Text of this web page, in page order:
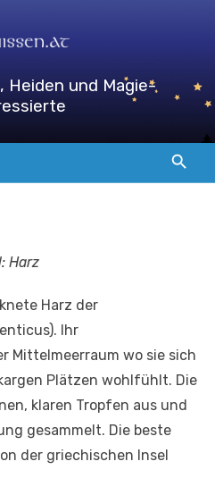
Heiden und Magie-
Harz
Harz der
Ihr
Mittelmeerraum wo sie sich
Plätzen wohlfühlt. Die
klaren Tropfen aus und
gesammelt. Die beste
der griechischen Insel